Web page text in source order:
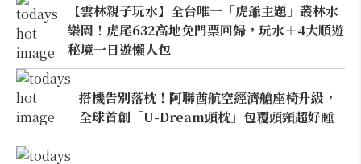
【雲林親子玩水】全台唯一「虎爺主題」叢林水
樂園！虎尾632高地免門票回歸，玩水＋4大順遊
秘境一日遊懶人包
搭機告別落枕！阿聯酋航空經濟艙座椅升級，
全球首創「U-Dream頭枕」包覆頭頸超好睡